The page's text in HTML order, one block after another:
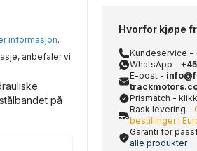
informasjon.
anbefaler vi
på
Hvorfor kjøpe
Kundeservice -
WhatsApp -
E-post -
Prismatch -
Rask levering -
bestillinger i
Garanti for
alle produkter